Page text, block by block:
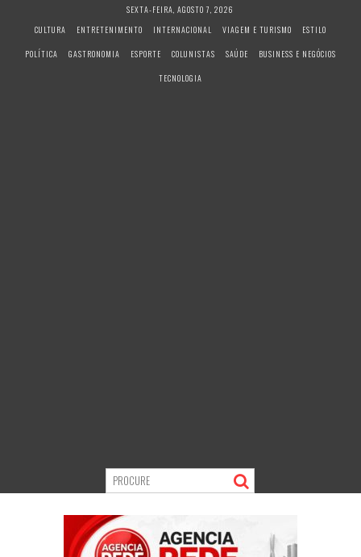
SEXTA-FEIRA, AGOSTO 7, 2026
CULTURA
ENTRETENIMENTO INTERNACIONAL VIAGEM E TURISMO
ESTILO
POLÍTICA
GASTRONOMIA ESPORTE COLUNISTAS SAÚDE
BUSINESS E NEGÓCIOS
TECNOLOGIA